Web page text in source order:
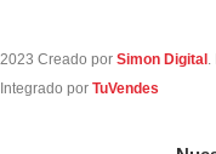
2023 Creado por Simon Digital .
Integrado por TuVendes